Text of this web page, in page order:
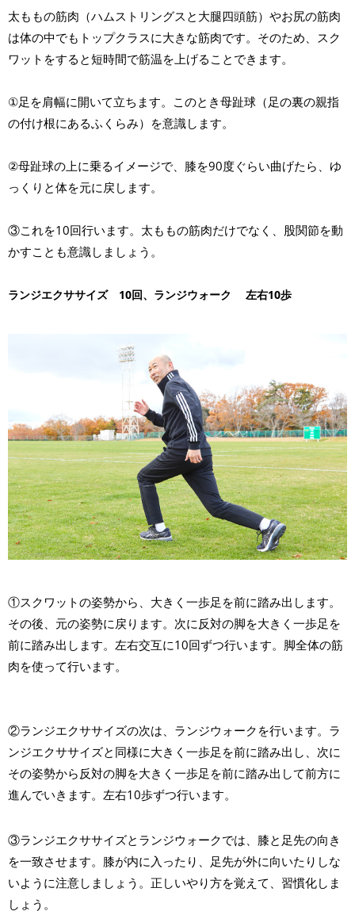
太ももの筋肉（ハムストリングスと大腿四頭筋）やお尻の筋肉
は体の中でもトップクラスに大きな筋肉です。そのため、スク
ワットをすると短時間で筋温を上げることできます。
①足を肩幅に開いて立ちます。このとき母趾球（足の裏の親指
の付け根にあるふくらみ）を意識します。
②母趾球の上に乗るイメージで、膝を90度ぐらい曲げたら、ゆ
っくりと体を元に戻します。
③これを10回行います。太ももの筋肉だけでなく、股関節を動
かすことも意識しましょう。
ランジエクササイズ 10回、ランジウォーク 左右10歩
①スクワットの姿勢から、大きく一歩足を前に踏み出します。
その後、元の姿勢に戻ります。次に反対の脚を大きく一歩足を
前に踏み出します。左右交互に10回ずつ行います。脚全体の筋
肉を使って行います。
②ランジエクササイズの次は、ランジウォークを行います。ラ
ンジエクササイズと同様に大きく一歩足を前に踏み出し、次に
その姿勢から反対の脚を大きく一歩足を前に踏み出して前方に
進んでいきます。左右10歩ずつ行います。
③ランジエクササイズとランジウォークでは、膝と足先の向き
を一致させます。膝が内に入ったり、足先が外に向いたりしな
いように注意しましょう。正しいやり方を覚えて、習慣化しま
しょう。